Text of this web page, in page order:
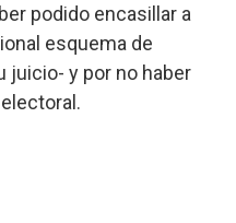
podido encasillar a
esquema de
juicio- y por no haber